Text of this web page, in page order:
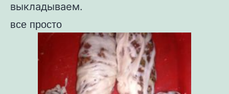
выкладываем.
все просто